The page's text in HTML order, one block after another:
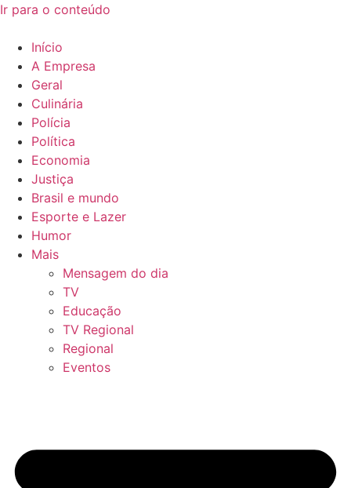
Ir para o conteúdo
Início
A Empresa
Geral
Culinária
Polícia
Política
Economia
Justiça
Brasil e mundo
Esporte e Lazer
Humor
Mais
Mensagem do dia
TV
Educação
TV Regional
Regional
Eventos